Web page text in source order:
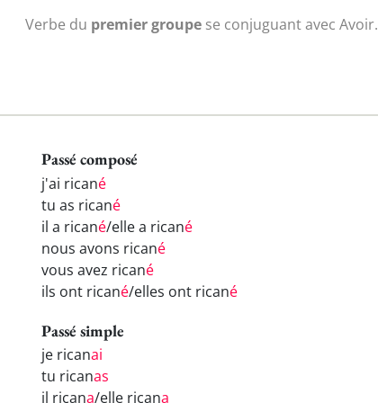
Verbe du premier groupe se conjuguant avec Avoir.
Passé composé
j'ai ricané
tu as ricané
il a ricané/elle a ricané
nous avons ricané
vous avez ricané
ils ont ricané/elles ont ricané
Passé simple
je ricanai
tu ricanas
il ricana/elle ricana